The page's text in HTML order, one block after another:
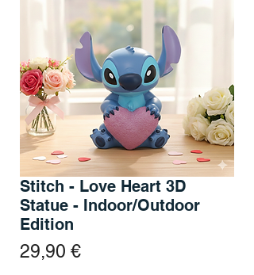
Stitch - Love Heart 3D
Statue - Indoor/Outdoor
Edition
29,90 €Preis